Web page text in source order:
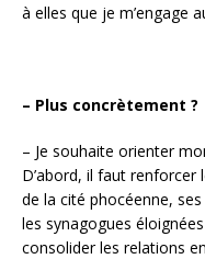
à elles que je m’engage
– Plus concrètement ?
– Je souhaite orienter
D’abord, il faut
de la cité phocéenne,
les synagogues
consolider les relations